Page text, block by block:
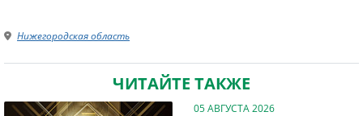
Нижегородская область
ЧИТАЙТЕ ТАКЖЕ
05 АВГУСТА 2026